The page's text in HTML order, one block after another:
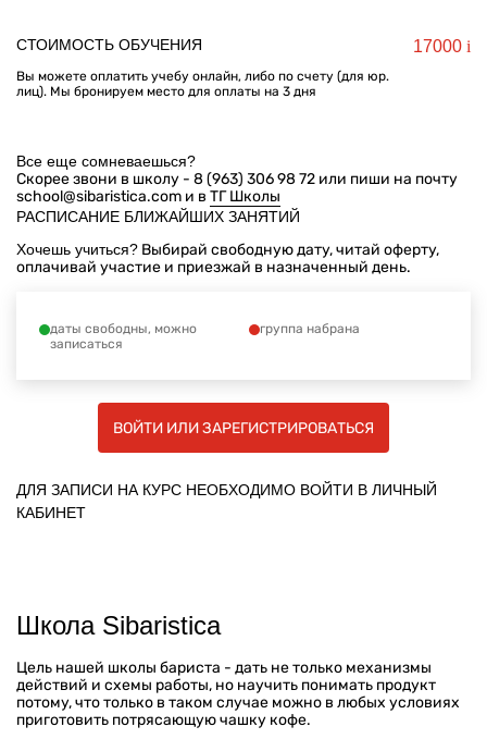
РАСПИСАНИЕ БЛИЖАЙШИХ ЗАНЯТИЙ
Хочешь учиться? Выбирай свободную дату, читай оферту,
оплачивай участие и приезжай в назначенный день.
даты свободны, можно
записаться
группа набрана
СТОИМОСТЬ ОБУЧЕНИЯ
Вы можете оплатить учебу онлайн, либо по счету (для юр.
лиц). Мы бронируем место для оплаты на 3 дня
17000 i
Все еще сомневаешься?
Cкорее звони в школу - 8 (963) 306 98 72 или пиши на почту
school@sibaristica.com и в ТГ Школы
ВОЙТИ ИЛИ ЗАРЕГИСТРИРОВАТЬСЯ
ДЛЯ ЗАПИСИ НА КУРС НЕОБХОДИМО ВОЙТИ В ЛИЧНЫЙ
КАБИНЕТ
Школа Sibaristica
Цель нашей школы бариста - дать не только механизмы
действий и схемы работы, но научить понимать продукт
потому, что только в таком случае можно в любых условиях
приготовить потрясающую чашку кофе.